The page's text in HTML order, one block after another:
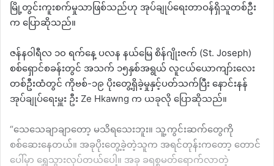
မြို့တွင်းကူးစက်မှုသာဖြစ်သည်ဟု အုပ်ချုပ်ရေးတာဝန်ရှိသူတစ်ဦး
က ပြောဆိုသည်။
ဇန်နဝါရီလ ၁၀ ရက်နေ့ ပလန နယ်မြေ စိန်ဂျိုးဇက် (St. Joseph)
စစ်ရှောင်စခန်းတွင် အသက် ၁၅နှစ်အရွယ် လူငယ်ယောကျာ်းလေး
တစ်ဦးထံတွင် ကိုဗစ်-၁၉ ပိုးတွေ့ရှိခဲ့မှုနှင့်ပတ်သက်ပြီး နောင်းနန်
အုပ်ချုပ်ရေးမှူး ဦး Ze Hkawng က ယခုလို ပြောဆိုသည်။
“သေသေချာချာတော့ မသိရသေးဘူး။ သူ့ကွင်းဆက်တွေကို
စစ်ဆေးနေတယ်။ အခုပိုးတွေ့ခဲ့တဲ့သူက အရင်တုန်းကတော့ တောင်
ပေါ်မှာ ရွှေသွားလုပ်တယ်ပေါ့။ အခု ခရစ္စမတ်ရောက်လာတဲ့